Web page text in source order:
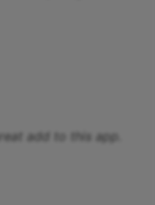
add to this app.